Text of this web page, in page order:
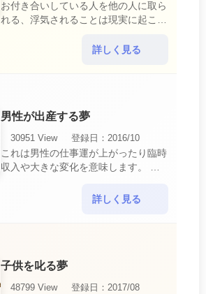
お付き合いしている人を他の人に取ら
れる、浮気されることは現実に起こる
いにおいて、『寝取られている』夢
詳しく見る
男性が出産する夢
30951 View
登録日：2016/10
これは男性の仕事運が上がったり臨時
収入や大きな変化を意味します。 喜
ればあり得ない事が起きるのでビック
詳しく見る
子供を叱る夢
48799 View
登録日：2017/08